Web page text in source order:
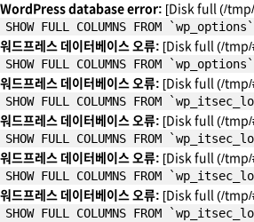
WordPress database error: [Disk full (/
SHOW FULL COLUMNS FROM `wp_options`
워드프레스 데이터베이스 오류: [Disk full (/tmp/
SHOW FULL COLUMNS FROM `wp_options`
워드프레스 데이터베이스 오류: [Disk full (/tmp/
SHOW FULL COLUMNS FROM
워드프레스 데이터베이스 오류: [Disk full (/tmp/
SHOW FULL COLUMNS FROM
워드프레스 데이터베이스 오류: [Disk full (/tmp/
SHOW FULL COLUMNS FROM
워드프레스 데이터베이스 오류: [Disk full (/tmp/
SHOW FULL COLUMNS FROM